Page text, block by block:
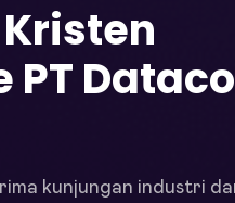
PT
kunjungan industri